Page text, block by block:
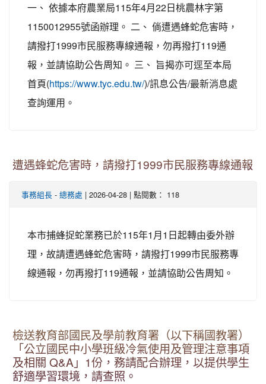
一、 依據本府農業局115年4月22日桃農林字第
1150012955號函辦理。 二、 倘遭遇蜂蛇危害時，
請撥打1999市民服務專線通報，勿再撥打119通
報，並請協助公告周知。 三、 旨揭亦可逕至本局
首頁(https://www.tyc.edu.tw/)/訊息公告/最新消息處
查詢運用。
遭遇蜂蛇危害時，請撥打1999市民服務專線通報
事務組長 - 總務處 | 2026-04-28 | 點閱數： 118
本市捕蜂捉蛇業務已於115年1月1日起轉由委外辦
理，故請遭遇蜂蛇危害時，請撥打1999市民服務專
線通報，勿再撥打119通報，並請協助公告周知。
檢送教育部國民及學前教育署（以下稱國教署）
「公立國民中小學班級冷氣使用及管理注意事項
及相關 Q&A」1份，務請配合辦理，以提供學生
舒適學習環境，請查照。